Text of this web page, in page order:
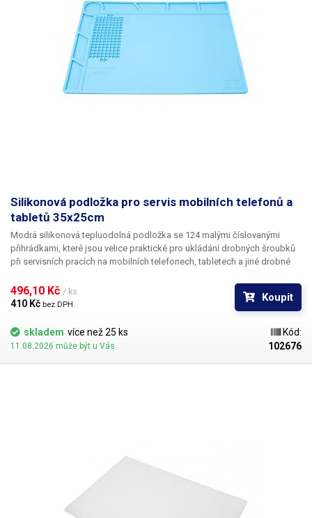
Silikonová podložka pro servis mobilních telefonů a
tabletů 35x25cm
Modrá silikonová tepluodolná podložka se 124 malými číslovanými
přihrádkami, které jsou velice praktické pro ukládání drobných šroubků
při servisních pracích na mobilních telefonech, tabletech a jiné drobné
umístit drobné komponenty při demontáži a mít vše dobře
zorganizované. Podložka disponuje také vyznačeným pravítkem s 25cm.
Díky použitému materiálu - silikonu, je podložka teplotně velmi odolná,
odolá teplotám až 300°C, takže ji lze použít
pomocí
hotair stanic či horkovzdušných pistolí. Vše lze realizovat na této
všestranné pracovní podložce. Rozměry: 350 x 250mm Barva: světle
modrá
496,10 Kč / ks
410 Kč bez DPH
Koupit
skladem více než 25 ks
11.08.2026 může být u Vás
Kód:
102676